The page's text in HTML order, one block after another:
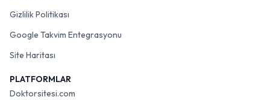
Gizlilik Politikası
Google Takvim Entegrasyonu
Site Haritası
PLATFORMLAR
Doktorsitesi.com